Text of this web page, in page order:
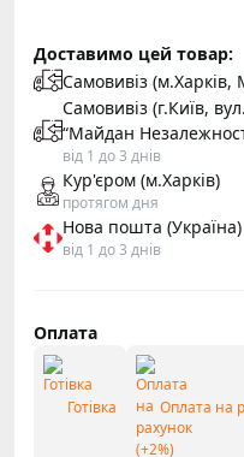
Доставимо цей товар:
Самовивіз
Самовивіз (г.Київ,
“Майдан
від 1 до 3 днів
Кур'єром (м.Харків)
протягом дня
Нова пошта (Україна)
від 1 до 3 днів
Оплата
Готівка Оплата на